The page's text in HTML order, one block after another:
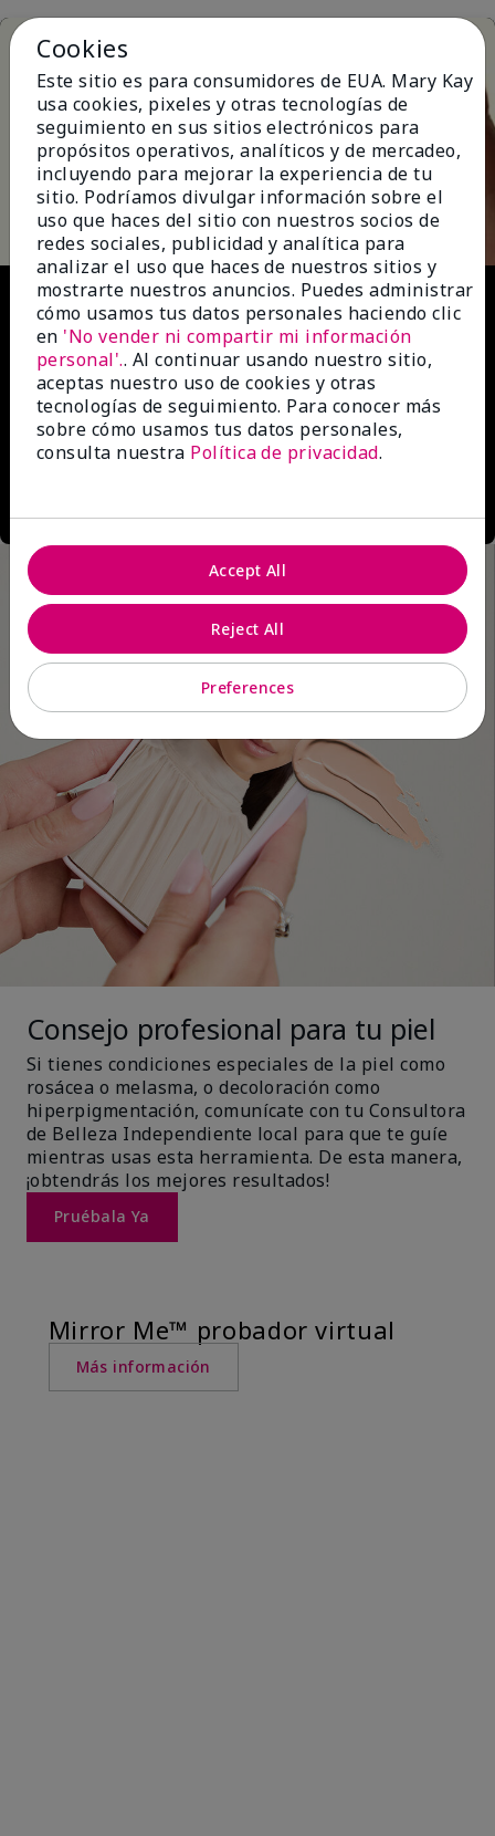
Play
Video
Consejo profesional para tu piel
Si tienes condiciones especiales de la piel como
rosácea o melasma, o decoloración como
hiperpigmentación, comunícate con tu Consultora
de Belleza Independiente local para que te guíe
mientras usas esta herramienta. De esta manera,
¡obtendrás los mejores resultados!
Pruébala Ya
Mirror Me™ probador virtual
Más información
Cookies
Este sitio es para consumidores de EUA. Mary Kay
usa cookies, pixeles y otras tecnologías de
seguimiento en sus sitios electrónicos para
propósitos operativos, analíticos y de mercadeo,
incluyendo para mejorar la experiencia de tu
sitio. Podríamos divulgar información sobre el
uso que haces del sitio con nuestros socios de
redes sociales, publicidad y analítica para
analizar el uso que haces de nuestros sitios y
mostrarte nuestros anuncios. Puedes administrar
cómo usamos tus datos personales haciendo clic
en 'No vender ni compartir mi información
personal'.. Al continuar usando nuestro sitio,
aceptas nuestro uso de cookies y otras
tecnologías de seguimiento. Para conocer más
sobre cómo usamos tus datos personales,
consulta nuestra Política de privacidad.
Preferences
Reject All
Accept All